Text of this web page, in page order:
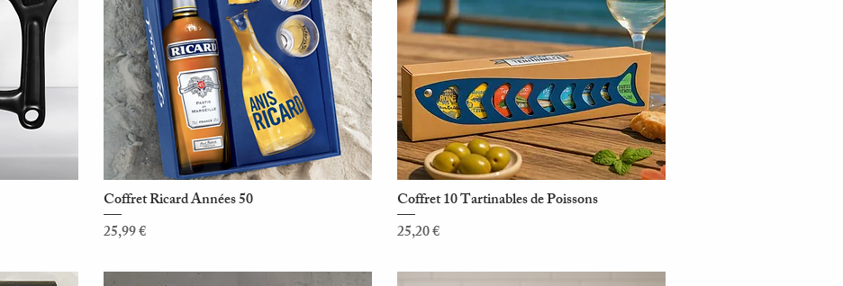
Aperçu rapide
Coffret Ricard Années 50
Prix
25,99 €
Aperçu rapide
Coffret 10 Tartinables de Poissons
Prix
25,20 €